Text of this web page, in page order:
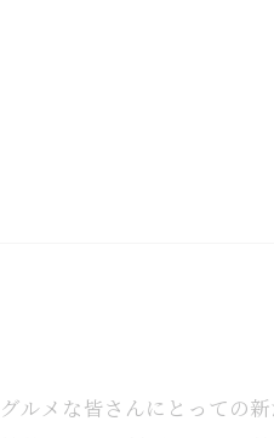
ルメな皆さんにとっての